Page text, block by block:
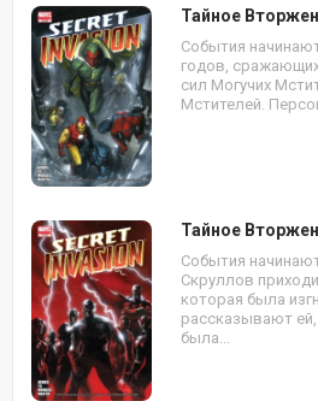
Тайное
События
годов,
сил Могучих
Мстителей.
Тайное
События
Скруллов
которая была
рассказывают
была...